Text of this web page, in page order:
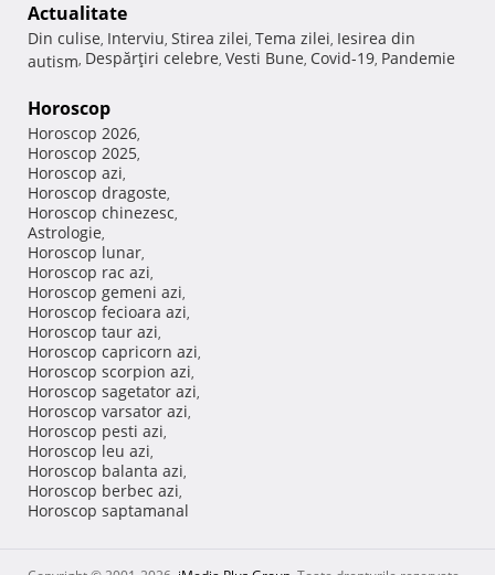
Actualitate
Din culise, Interviu, Stirea zilei, Tema zilei, Iesirea din
autism, Despărţiri celebre, Vesti Bune, Covid-19, Pandemie
Horoscop
Horoscop 2026,
Horoscop 2025,
Horoscop azi,
Horoscop dragoste,
Horoscop chinezesc,
Astrologie,
Horoscop lunar,
Horoscop rac azi,
Horoscop gemeni azi,
Horoscop fecioara azi,
Horoscop taur azi,
Horoscop capricorn azi,
Horoscop scorpion azi,
Horoscop sagetator azi,
Horoscop varsator azi,
Horoscop pesti azi,
Horoscop leu azi,
Horoscop balanta azi,
Horoscop berbec azi,
Horoscop saptamanal